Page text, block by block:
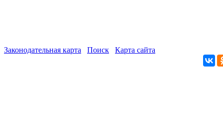
Законодательная карта Поиск Карта сайта